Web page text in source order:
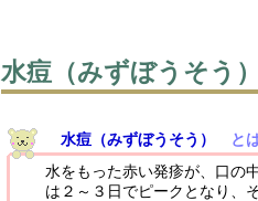
水痘（みずぼうそう
水痘（みずぼうそう）
と
水をもった赤い発疹が、口の
は２～３日でピークとなり、